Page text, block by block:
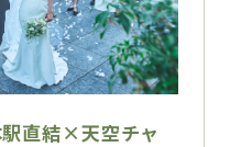
駅直結×天空チャ